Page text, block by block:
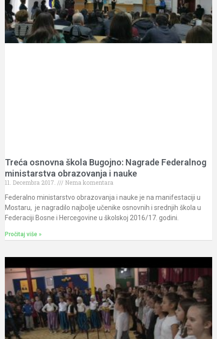
Treća osnovna škola Bugojno: Nagrade Federalnog
ministarstva obrazovanja i nauke
11. Decembra 2017.
Nema komentara
Federalno ministarstvo obrazovanja i nauke je na manifestaciji u
Mostaru, je nagradilo najbolje učenike osnovnih i srednjih škola u
Federaciji Bosne i Hercegovine u školskoj 2016/17. godini.
Pročitaj više »